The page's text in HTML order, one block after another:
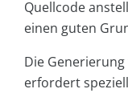
Quellcode
einen guten
Die
erfordert